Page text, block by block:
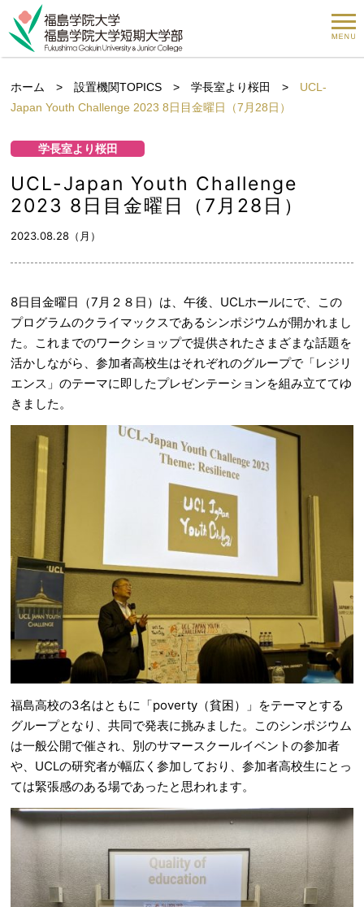
ホーム >設置機関TOPICS >学長室より桜田 > UCL-
Japan Youth Challenge 2023 8日目金曜日（7月28日）
学長室より桜田
UCL-Japan Youth Challenge
2023 8日目金曜日（7月28日）
2023.08.28（月）
8日目金曜日（7月２８日）は、午後、UCLホールにで、この
プログラムのクライマックスであるシンポジウムが開かれまし
た。これまでのワークショップで提供されたさまざまな話題を
活かしながら、参加者高校生はそれぞれのグループで「レジリ
エンス」のテーマに即したプレゼンテーションを組み立ててゆ
きました。
福島高校の3名はともに「poverty（貧困）」をテーマとする
グループとなり、共同で発表に挑みました。このシンポジウム
は一般公開で催され、別のサマースクールイベントの参加者
や、UCLの研究者が幅広く参加しており、参加者高校生にとっ
ては緊張感のある場であったと思われます。